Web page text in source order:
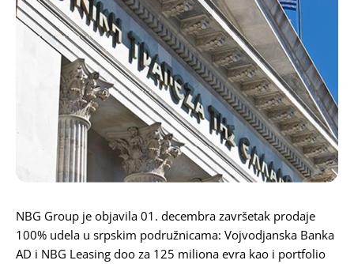
Pro Bono
Karijera
Kontakt
NBG Group je objavila 01. decembra završetak prodaje
100% udela u srpskim podružnicama: Vojvodjanska Banka
AD i NBG Leasing doo za 125 miliona evra kao i portfolio